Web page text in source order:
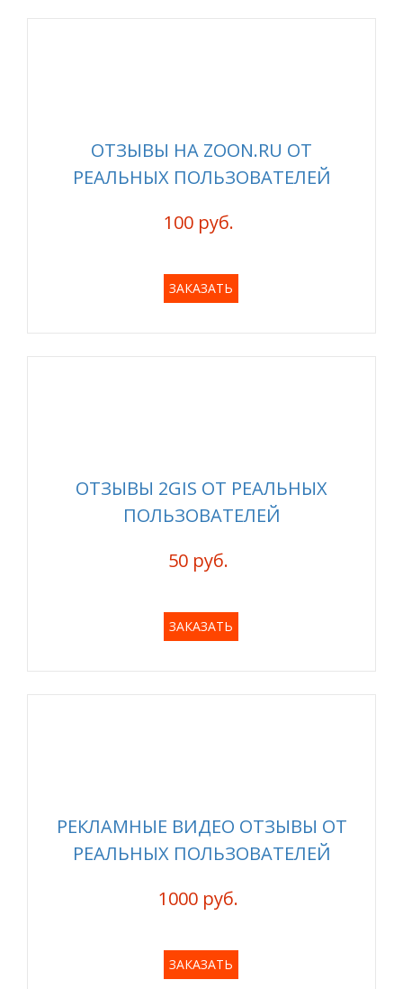
ОТЗЫВЫ НА ZOON.RU ОТ
РЕАЛЬНЫХ ПОЛЬЗОВАТЕЛЕЙ
100 руб.
ЗАКАЗАТЬ
ОТЗЫВЫ 2GIS ОТ РЕАЛЬНЫХ
ПОЛЬЗОВАТЕЛЕЙ
50 руб.
ЗАКАЗАТЬ
РЕКЛАМНЫЕ ВИДЕО ОТЗЫВЫ ОТ
РЕАЛЬНЫХ ПОЛЬЗОВАТЕЛЕЙ
1000 руб.
ЗАКАЗАТЬ